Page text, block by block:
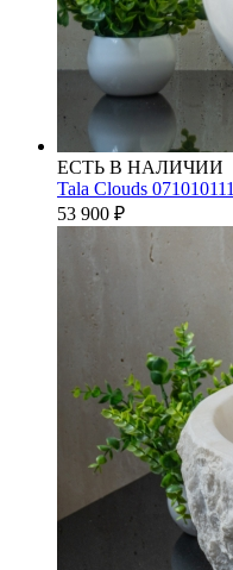
ЕСТЬ В НАЛИЧИИ
Tala Clouds 071010111
53 900 ₽